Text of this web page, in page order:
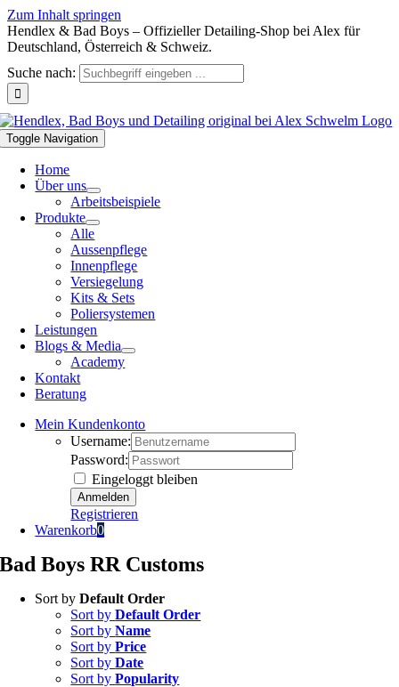
Zum Inhalt springen
Hendlex & Bad Boys – Offizieller Detailing-Shop bei Alex für
Deutschland, Österreich & Schweiz.
Suche nach:
Toggle Navigation
Home
Über uns
Arbeitsbeispiele
Produkte
Alle
Aussenpflege
Innenpflege
Versiegelung
Kits & Sets
Poliersystemen
Leistungen
Blogs & Media
Academy
Kontakt
Beratung
Mein Kundenkonto
Username:
Password:
Eingeloggt bleiben
Registrieren
Warenkorb0
Bad Boys RR Customs
Sort byDefault Order
Sort byDefault Order
Sort byName
Sort byPrice
Sort byDate
Sort byPopularity